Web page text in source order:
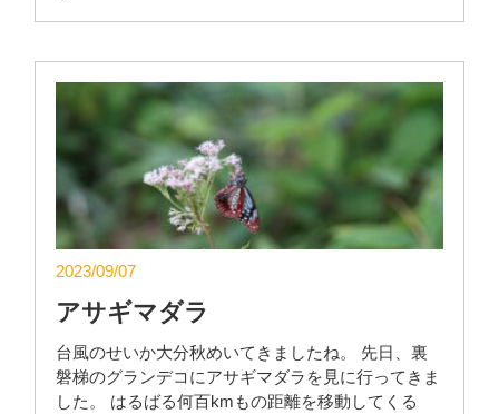
2023/09/07
アサギマダラ
台風のせいか大分秋めいてきましたね。 先日、裏
磐梯のグランデコにアサギマダラを見に行ってきま
した。 はるばる何百kmもの距離を移動してくる